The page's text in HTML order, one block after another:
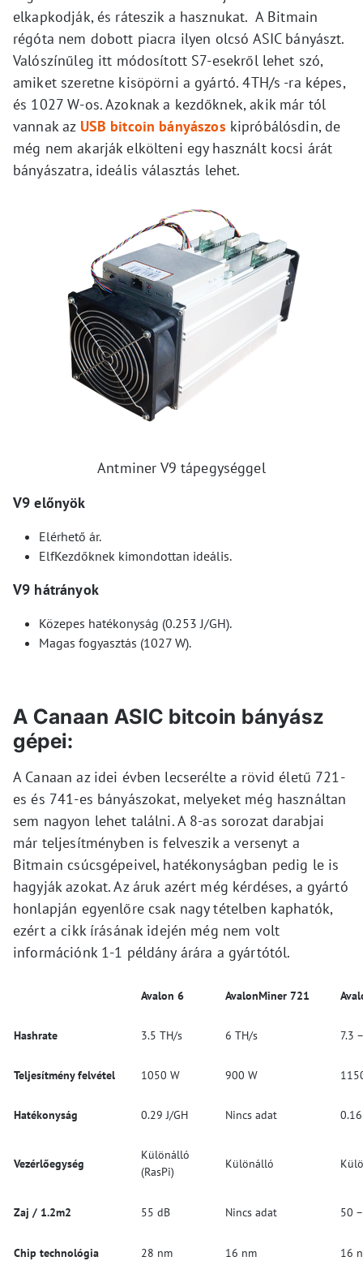
elkapkodják, és ráteszik a hasznukat. A Bitmain
régóta nem dobott piacra ilyen olcsó ASIC bányászt.
Valószínűleg itt módosított S7-esekről lehet szó,
amiket szeretne kisöpörni a gyártó. 4TH/s -ra képes,
és 1027 W-os. Azoknak a kezdőknek, akik már tól
vannak az USB bitcoin bányászos kipróbálósdin, de
még nem akarják elkölteni egy használt kocsi árát
bányászatra, ideális választás lehet.
Antminer V9 tápegységgel
V9 előnyök
Elérhető ár.
ElfKezdőknek kimondottan ideális.
V9 hátrányok
Közepes hatékonyság (0.253 J/GH).
Magas fogyasztás (1027 W).
A Canaan ASIC bitcoin bányász
gépei:
A Canaan az idei évben lecserélte a rövid életű 721-
es és 741-es bányászokat, melyeket még használtan
sem nagyon lehet találni. A 8-as sorozat darabjai
már teljesítményben is felveszik a versenyt a
Bitmain csúcsgépeivel, hatékonyságban pedig le is
hagyják azokat. Az áruk azért még kérdéses, a gyártó
honlapján egyenlőre csak nagy tételben kaphatók,
ezért a cikk írásának idején még nem volt
információnk 1-1 példány árára a gyártótól.
Avalon 6 AvalonMiner 721
Hashrate 3.5 TH/s 6 TH/s 7.3
Teljesítmény felvétel 1050 W 900 W
Hatékonyság 0.29 J/GH Nincs adat
Vezérlőegység
Különálló
(RasPi)
Különálló
Zaj / 1.2m2 55 dB Nincs adat 50
Chip technológia 28 nm 16 nm 16